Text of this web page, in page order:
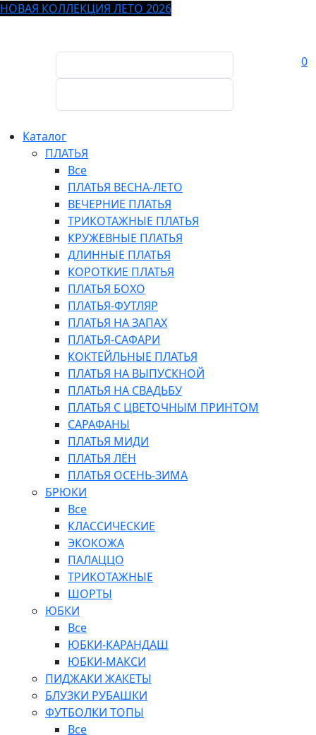
НОВАЯ КОЛЛЕКЦИЯ ЛЕТО 2026
0
Каталог
ПЛАТЬЯ
Все
ПЛАТЬЯ ВЕСНА-ЛЕТО
ВЕЧЕРНИЕ ПЛАТЬЯ
ТРИКОТАЖНЫЕ ПЛАТЬЯ
КРУЖЕВНЫЕ ПЛАТЬЯ
ДЛИННЫЕ ПЛАТЬЯ
КОРОТКИЕ ПЛАТЬЯ
ПЛАТЬЯ БОХО
ПЛАТЬЯ-ФУТЛЯР
ПЛАТЬЯ НА ЗАПАХ
ПЛАТЬЯ-САФАРИ
КОКТЕЙЛЬНЫЕ ПЛАТЬЯ
ПЛАТЬЯ НА ВЫПУСКНОЙ
ПЛАТЬЯ НА СВАДЬБУ
ПЛАТЬЯ С ЦВЕТОЧНЫМ ПРИНТОМ
САРАФАНЫ
ПЛАТЬЯ МИДИ
ПЛАТЬЯ ЛЁН
ПЛАТЬЯ ОСЕНЬ-ЗИМА
БРЮКИ
Все
КЛАССИЧЕСКИЕ
ЭКОКОЖА
ПАЛАЦЦО
ТРИКОТАЖНЫЕ
ШОРТЫ
ЮБКИ
Все
ЮБКИ-КАРАНДАШ
ЮБКИ-МАКСИ
ПИДЖАКИ ЖАКЕТЫ
БЛУЗКИ РУБАШКИ
ФУТБОЛКИ ТОПЫ
Все